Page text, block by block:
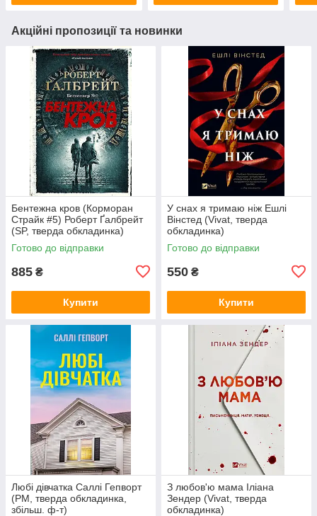
Акційні пропозиції та новинки
Бентежна кров (Корморан
Страйк #5) Роберт Ґалбрейт
(SP, тверда обкладинка)
Готово до відправки
885 ₴
Купити
У снах я тримаю ніж Ешлі
Вінстед (Vivat, тверда
обкладинка)
Готово до відправки
550 ₴
Купити
Любі дівчатка Саллі Гепворт
(РМ, тверда обкладинка,
збільш. ф-т)
З любов'ю мама Іліана
Зендер (Vivat, тверда
обкладинка)